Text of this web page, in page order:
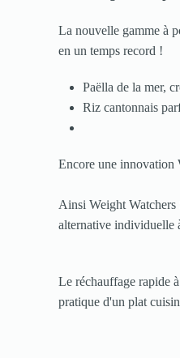
La nouvelle gamme à
en un temps record !
Paëlla de la mer,
Riz cantonnais
Encore une innovation
Ainsi Weight Watchers
alternative individuelle
Le réchauffage rapide
pratique d'un plat